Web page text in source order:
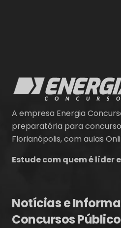
A empresa Energia
preparatória para
Florianópolis, com aulas
Estude com quem é líder
Notícias e
Concursos